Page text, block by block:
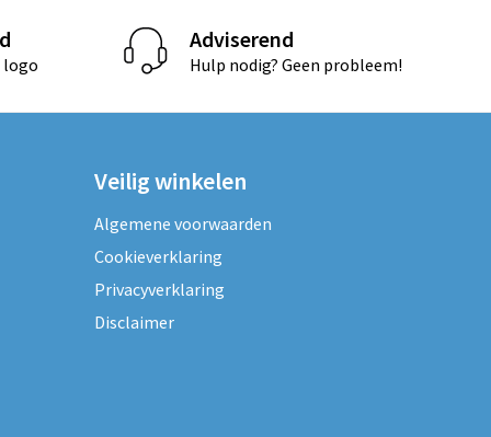
logo
Adviserend
Hulp nodig? Geen probleem!
Veilig winkelen
Algemene voorwaarden
Cookieverklaring
Privacyverklaring
Disclaimer